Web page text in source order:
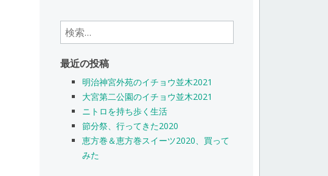
検
索:
最近の投稿
明治神宮外苑のイチョウ並木2021
大宮第二公園のイチョウ並木2021
ニトロを持ち歩く生活
節分祭、行ってきた2020
恵方巻＆恵方巻スイーツ2020、買って
みた